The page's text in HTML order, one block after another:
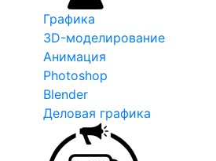
Графика
3D-моделирование
Анимация
Photoshop
Blender
Деловая графика